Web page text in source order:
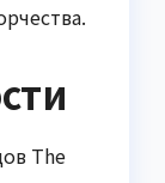
The